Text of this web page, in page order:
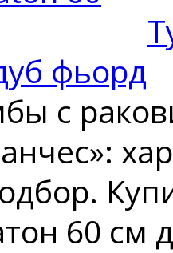
фьорд
с
60 см